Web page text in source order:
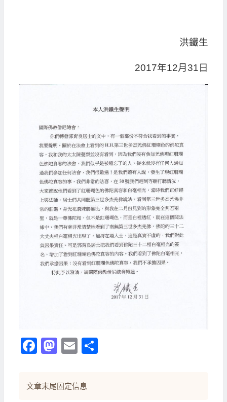
洪鐵生
2017年12月31日
Facebook
Mastodon
Email
文章末尾固定信息